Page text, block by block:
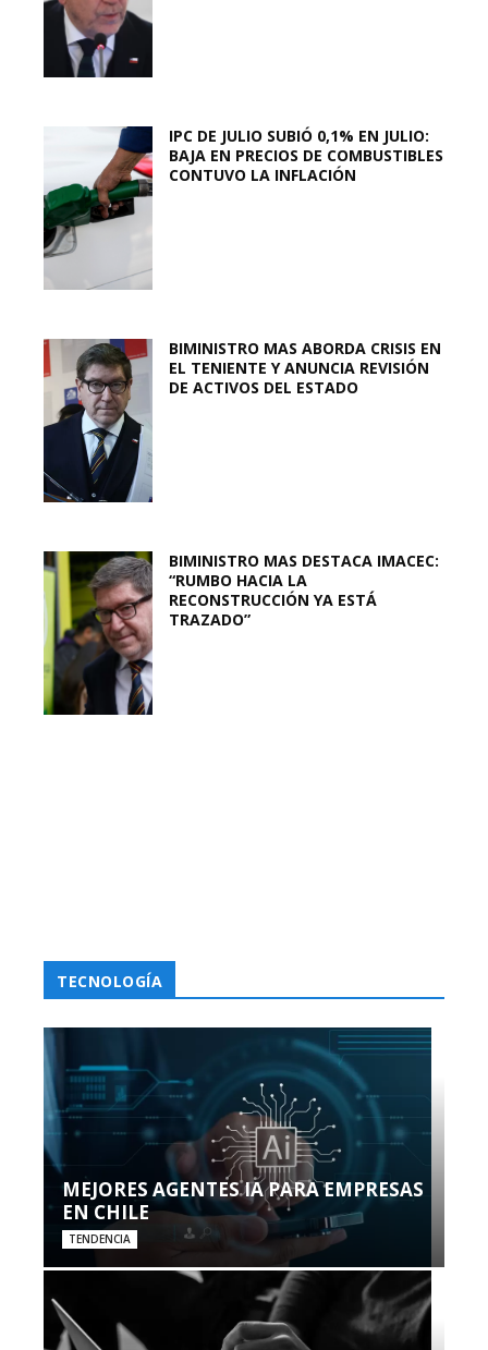
IPC DE JULIO SUBIÓ 0,1% EN JULIO:
BAJA EN PRECIOS DE COMBUSTIBLES
CONTUVO LA INFLACIÓN
BIMINISTRO MAS ABORDA CRISIS EN
EL TENIENTE Y ANUNCIA REVISIÓN
DE ACTIVOS DEL ESTADO
BIMINISTRO MAS DESTACA IMACEC:
“RUMBO HACIA LA
RECONSTRUCCIÓN YA ESTÁ
TRAZADO”
TECNOLOGÍA
MEJORES AGENTES IA PARA EMPRESAS
EN CHILE
TENDENCIA